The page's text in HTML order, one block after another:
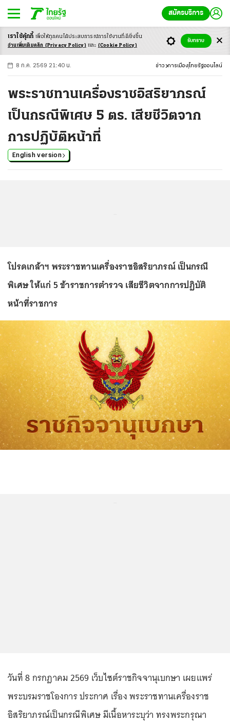
สมัครบริการ
-ก ก ก+
8 ก.ค. 2569 21:40 น. ข่าว การเมือง ไทยรัฐออนไลน์
พระราชทานเครื่องราชอิสริยาภรณ์
เป็นกรณีพิเศษ 5 ตร. เสียชีวิตจาก
การปฏิบัติหน้าที่
English version
โปรดเกล้าฯ พระราชทานเครื่องราชอิสริยาภรณ์ เป็นกรณี
พิเศษ ให้แก่ 5 ข้าราชการตำรวจ เสียชีวิตจากการปฏิบัติ
หน้าที่ราชการ
วันที่ 8 กรกฎาคม 2569 เว็บไซต์ราชกิจจานุเบกษา เผยแพร่
พระบรมราชโองการ ประกาศ เรื่อง พระราชทานเครื่องราช
อิสริยาภรณ์เป็นกรณีพิเศษ มีเนื้อหาระบุว่า ทรงพระกรุณา
เราใช้คุ้กกี้ เพื่อให้ทุกคนได้ประสบการณ์การใช้งานที่ดียิ่งขึ้น
อ่านเพิ่มเติมคลิก (Privacy Policy) และ (Cookie Policy)
รับทราบ